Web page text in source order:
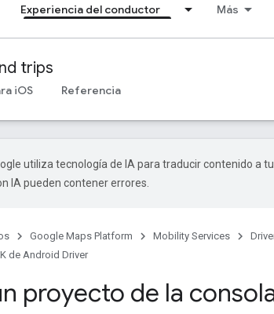
Experiencia del conductor Más
trips
iOS Referencia
utiliza tecnología de IA para traducir contenido a
IA pueden contener errores.
Google Maps Platform Mobility Services
de Android Driver
proyecto de la